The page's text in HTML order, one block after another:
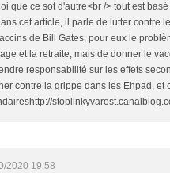
que ce sot d'autre<br /> tout est
cet article, il parle de lutter contre
de Bill Gates, pour eux le
et la retraite, mais de donner le
responsabilité sur les effets
contre la grippe dans les Ehpad, et
2020 19:58